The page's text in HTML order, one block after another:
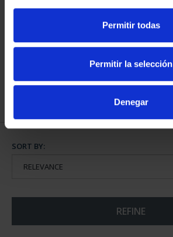
Permitir todas
Permitir la selección
Denegar
NATIONAL HERITAGE II -
€73.00
SORT BY:
REFINE